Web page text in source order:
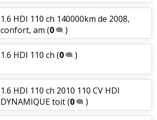
1.6 HDI 110 ch 140000km de 2008,
confort, am (0 )
1.6 HDI 110 ch (0 )
1.6 HDI 110 ch 2010 110 CV HDI
DYNAMIQUE toit(0 )